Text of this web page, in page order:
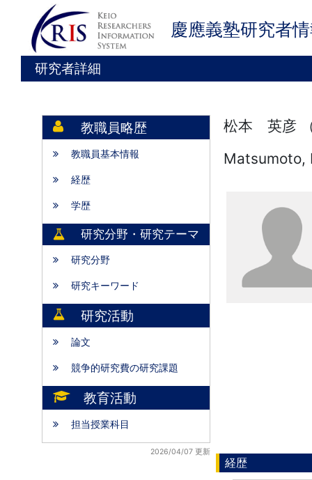
慶應義塾研究者
研究者詳細
教職員略歴
教職員基本情報
経歴
学歴
研究分野・研究テーマ
研究分野
研究キーワード
研究活動
論文
競争的研究費の研究課題
教育活動
担当授業科目
2026/04/07 更新
松本 英彦
Matsumoto,
経歴